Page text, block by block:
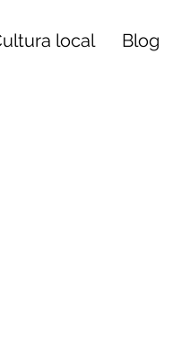
local Blog